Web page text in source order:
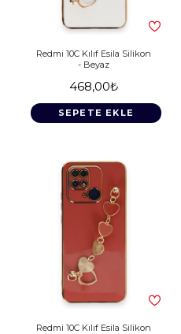
Redmi 10C Kılıf Esila Silikon
- Beyaz
468,00₺
SEPETE EKLE
Redmi 10C Kılıf Esila Silikon